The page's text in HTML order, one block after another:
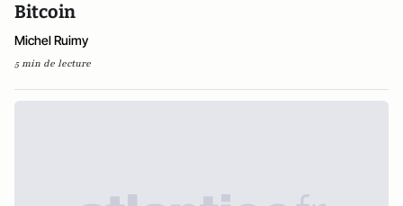
Bitcoin
Michel Ruimy
5 min de lecture